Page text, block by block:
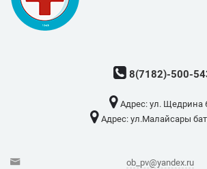
8(7182)-500-
Адрес: ​ул. Щедрина
Адрес: ​ул.Малайсары
ob_pv@yandex.ru